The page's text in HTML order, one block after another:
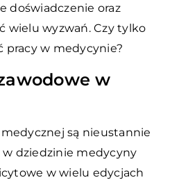
doświadczenie oraz
wielu wyzwań. Czy tylko
pracy w medycynie?
w
są nieustannie
w dziedzinie medycyny
w wielu edycjach